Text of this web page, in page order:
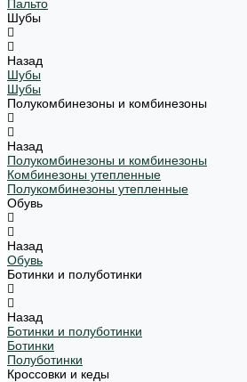
Пальто
Шубы
Назад
Шубы
Шубы
Полукомбинезоны и комбинезоны
Назад
Полукомбинезоны и комбинезоны
Комбинезоны утепленные
Полукомбинезоны утепленные
Обувь
Назад
Обувь
Ботинки и полуботинки
Назад
Ботинки и полуботинки
Ботинки
Полуботинки
Кроссовки и кеды